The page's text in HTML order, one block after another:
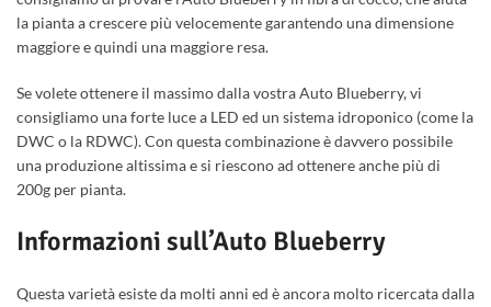
la pianta a crescere più velocemente garantendo una dimensione
maggiore e quindi una maggiore resa.
Se volete ottenere il massimo dalla vostra Auto Blueberry, vi
consigliamo una forte luce a LED ed un sistema idroponico (come la
DWC o la RDWC). Con questa combinazione è davvero possibile
una produzione altissima e si riescono ad ottenere anche più di
200g per pianta.
Informazioni sull’Auto Blueberry
Questa varietà esiste da molti anni ed è ancora molto ricercata dalla